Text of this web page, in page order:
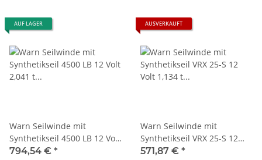
AUF LAGER
Warn Seilwinde mit
Synthetikseil 4500 LB 12 Volt
2,041 t Zugkraft
794,54 € *
AUSVERKAUFT
Warn Seilwinde mit
Synthetikseil VRX 25-S 12
Volt 1,134 t Zugkraft
571,87 € *